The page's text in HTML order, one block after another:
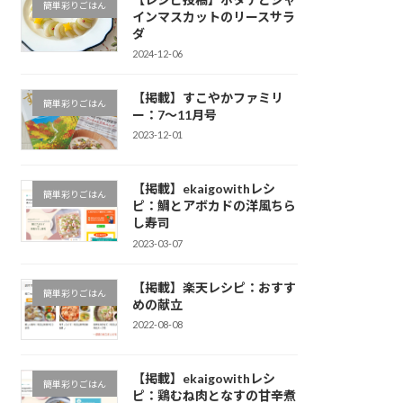
簡単彩りごはん
インマスカットのリースサラ
ダ
2024-12-06
簡単彩りごはん
【掲載】すこやかファミリ
ー：7～11月号
2023-12-01
簡単彩りごはん
【掲載】ekaigowithレシ
ピ：鯛とアボカドの洋風ちら
し寿司
2023-03-07
簡単彩りごはん
【掲載】楽天レシピ：おすす
めの献立
2022-08-08
簡単彩りごはん
【掲載】ekaigowithレシ
ピ：鶏むね肉となすの甘辛煮